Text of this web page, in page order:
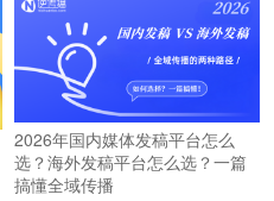
2026年国内媒体发稿平台怎么
选？海外发稿平台怎么选？一篇
搞懂全域传播